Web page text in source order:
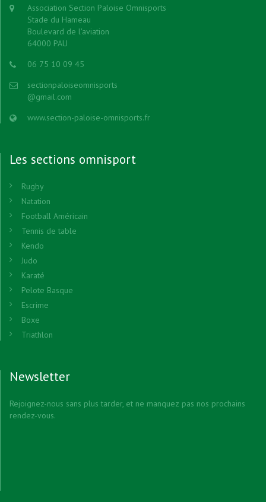
Association Section Paloise Omnisports
Stade du Hameau
Boulevard de l'aviation
64000 PAU
06 75 10 09 45
sectionpaloiseomnisports
@gmail.com
www.section-paloise-omnisports.fr
Les sections omnisport
Rugby
Natation
Football Américain
Tennis de table
Kendo
Judo
Karaté
Pelote Basque
Escrime
Boxe
Triathlon
Newsletter
Rejoignez-nous sans plus tarder, et ne manquez pas nos prochains
rendez-vous.